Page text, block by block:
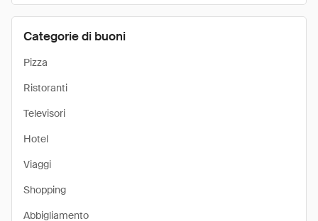
Categorie di buoni
Pizza
Ristoranti
Televisori
Hotel
Viaggi
Shopping
Abbigliamento